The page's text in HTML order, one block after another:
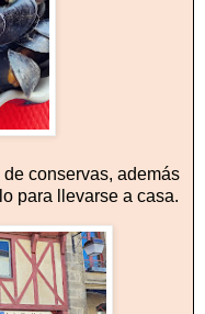
conservas, además
para llevarse a casa.